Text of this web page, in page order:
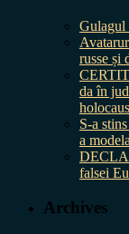
Gulagul
russe și
da în
S-a
a
falsei
Archives